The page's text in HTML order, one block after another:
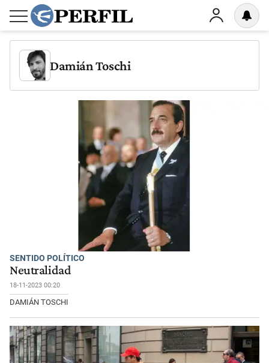
Damián Toschi
SENTIDO POLÍTICO
Neutralidad
18-11-2023 00:20
DAMIÁN TOSCHI